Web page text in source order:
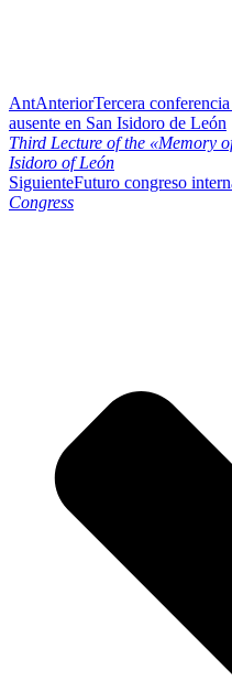
AntAnteriorTercera
ausente en San Isidoro de León
Third Lecture of the «Memory
Isidoro of León
SiguienteFuturo congreso
Congress